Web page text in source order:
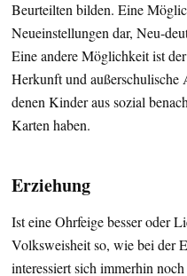
Beurteilten bilden. Eine
Neueinstellungen dar, Neu-
Eine andere Möglichkeit ist
Herkunft und
denen Kinder aus sozial
Karten haben.
Erziehung
Ist eine Ohrfeige besser oder
Volksweisheit so, wie bei der
interessiert sich immerhin